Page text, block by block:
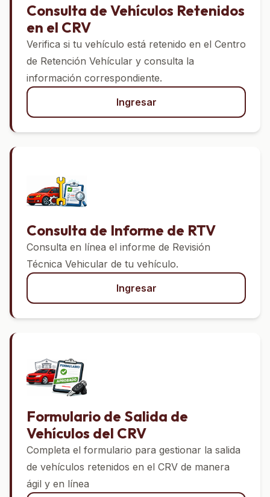
Consulta de Vehículos Retenidos
en el CRV
Verifica si tu vehículo está retenido en el Centro
de Retención Vehícular y consulta la
información correspondiente.
Ingresar
Consulta de Informe de RTV
Consulta en línea el informe de Revisión
Técnica Vehicular de tu vehículo.
Ingresar
Formulario de Salida de
Vehículos del CRV
Completa el formulario para gestionar la salida
de vehículos retenidos en el CRV de manera
ágil y en línea